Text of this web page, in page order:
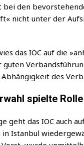
bei den
nicht unter der
das IOC auf die
des
spielte
geht das IOC auch
in Istan­bul